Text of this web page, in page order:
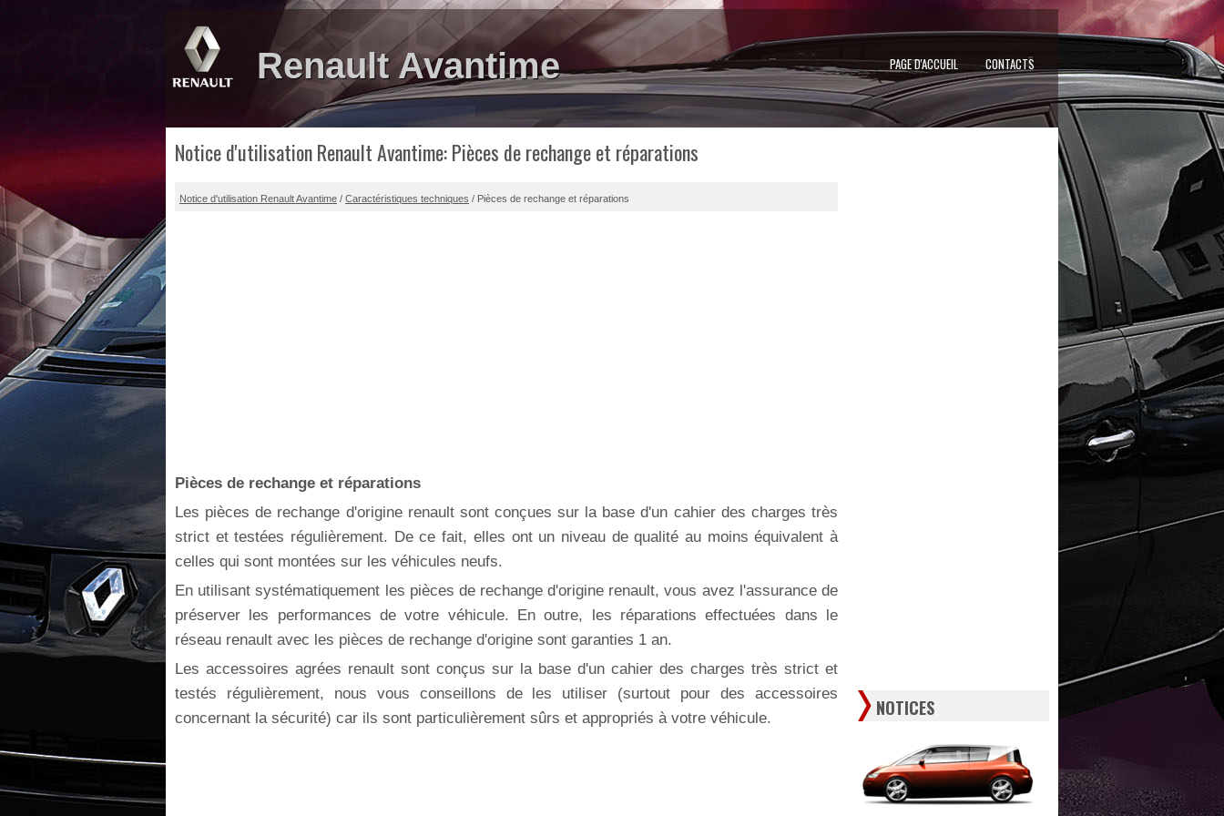
Renault Avantime PAGE D'ACCUEIL CONTACTS
Notice d'utilisation Renault Avantime: Pièces de rechange et réparations
Notice d'utilisation Renault Avantime / Caractéristiques techniques / Pièces de rechange et réparations
Pièces de rechange et réparations
Les pièces de rechange d'origine renault sont conçues sur la base d'un cahier des charges très
strict et testées régulièrement. De ce fait, elles ont un niveau de qualité au moins équivalent à
celles qui sont montées sur les véhicules neufs.
En utilisant systématiquement les pièces de rechange d'origine renault, vous avez l'assurance de
préserver les performances de votre véhicule. En outre, les réparations effectuées dans le
réseau renault avec les pièces de rechange d'origine sont garanties 1 an.
Les accessoires agrées renault sont conçus sur la base d'un cahier des charges très strict et
testés régulièrement, nous vous conseillons de les utiliser (surtout pour des accessoires
concernant la sécurité) car ils sont particulièrement sûrs et appropriés à votre véhicule.
NOTICES